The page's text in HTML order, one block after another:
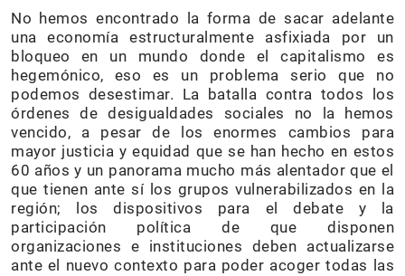
No hemos encontrado la forma de sacar adelante
una economía estructuralmente asfixiada por un
bloqueo en un mundo donde el capitalismo es
hegemónico, eso es un problema serio que no
podemos desestimar. La batalla contra todos los
órdenes de desigualdades sociales no la hemos
vencido, a pesar de los enormes cambios para
mayor justicia y equidad que se han hecho en estos
60 años y un panorama mucho más alentador que el
que tienen ante sí los grupos vulnerabilizados en la
región; los dispositivos para el debate y la
participación política de que disponen
organizaciones e instituciones deben actualizarse
ante el nuevo contexto para poder acoger todas las